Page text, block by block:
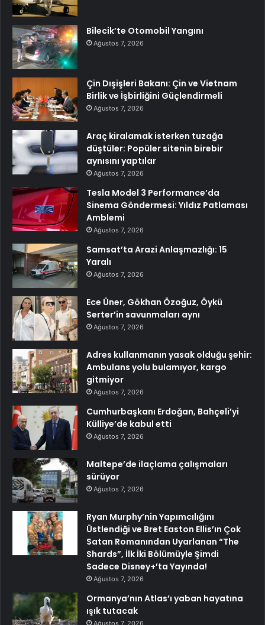
Bilecik’te Otomobil Yangını
Ağustos 7, 2026
Çin Dışişleri Bakanı: Çin ve Vietnam
Birlik ve İşbirliğini Güçlendirmeli
Ağustos 7, 2026
Araç kiralamak isterken tuzağa
düştüler: Popüler sitenin birebir
aynısını yaptılar
Ağustos 7, 2026
Tesla Model 3 Performance’da
Sinema Göndermesi: Yıldız Patlaması
Amblemi
Ağustos 7, 2026
Samsat’ta Arazi Anlaşmazlığı: 15
Yaralı
Ağustos 7, 2026
Ece Üner, Gökhan Özoğuz, Öykü
Serter’in savunmaları aynı
Ağustos 7, 2026
Adres kullanmanın yasak olduğu şehir:
Ambulans yolu bulamıyor, kargo
gitmiyor
Ağustos 7, 2026
Cumhurbaşkanı Erdoğan, Bahçeli’yi
Külliye’de kabul etti
Ağustos 7, 2026
Maltepe’de ilaçlama çalışmaları
sürüyor
Ağustos 7, 2026
Ryan Murphy’nin Yapımcılığını
Üstlendiği ve Bret Easton Ellis’ın Çok
Satan Romanından Uyarlanan “The
Shards”, İlk İki Bölümüyle Şimdi
Sadece Disney+’ta Yayında!
Ağustos 7, 2026
Ormanya’nın Atlas’ı yaban hayatına
ışık tutacak
Ağustos 7, 2026